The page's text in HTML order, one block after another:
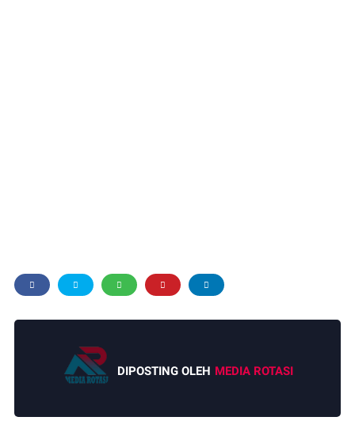
DIPOSTING OLEH MEDIA ROTASI